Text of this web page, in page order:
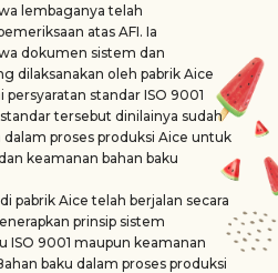
lembaganya telah
atas AFI. Ia
dokumen sistem dan
dilaksanakan oleh pabrik Aice
standar ISO 9001
tersebut dinilainya sudah
proses produksi Aice untuk
keamanan bahan baku
pabrik Aice telah berjalan secara
prinsip sistem
ISO 9001 maupun keamanan
baku dalam proses produksi